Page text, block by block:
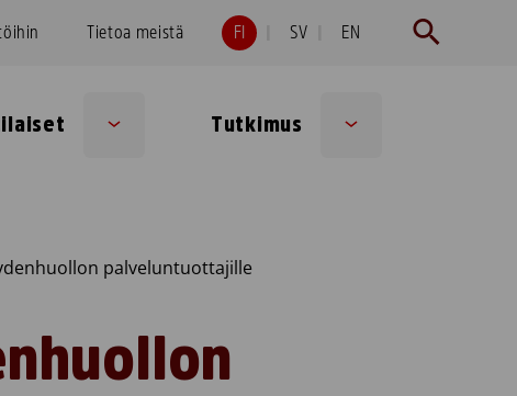
Tietoa meistä FI SV EN
Tutkimus
palveluntuottajille